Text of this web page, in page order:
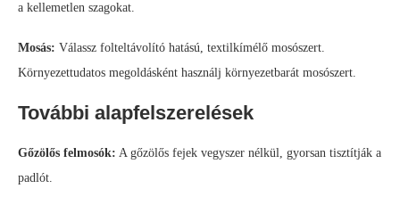
a kellemetlen szagokat.
Mosás: Válassz folteltávolító hatású, textilkímélő mosószert.
Környezettudatos megoldásként használj környezetbarát mosószert.
További alapfelszerelések
Gőzölős felmosók: A gőzölős fejek vegyszer nélkül, gyorsan tisztítják a
padlót.